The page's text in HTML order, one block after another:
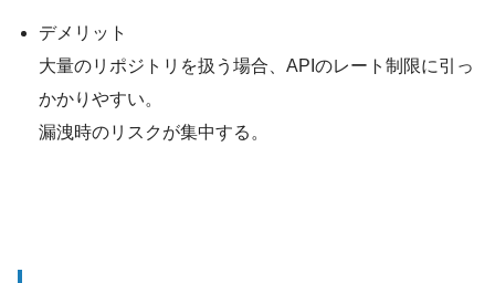
デメリット
大量のリポジトリを扱う場合、APIのレート制限に引っ
かかりやすい。
漏洩時のリスクが集中する。